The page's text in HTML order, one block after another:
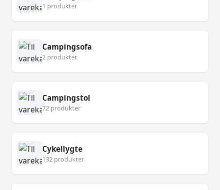
1 produkter
Campingsofa
2 produkter
Campingstol
72 produkter
Cykellygte
132 produkter